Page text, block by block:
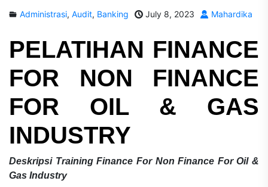
Administrasi, Audit, Banking July 8, 2023 Mahardika
PELATIHAN FINANCE
FOR NON FINANCE
FOR OIL & GAS
INDUSTRY
Deskripsi Training Finance For Non Finance For Oil &
Gas Industry